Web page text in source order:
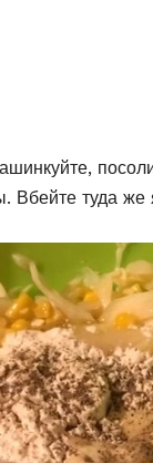
Вбейте туда